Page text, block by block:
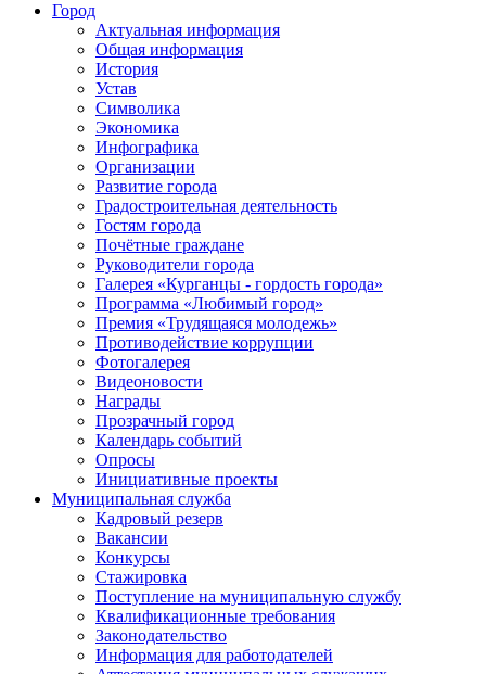
Город
Актуальная информация
Общая информация
История
Устав
Символика
Экономика
Инфографика
Организации
Развитие города
Градостроительная деятельность
Гостям города
Почётные граждане
Руководители города
Галерея «Курганцы - гордость города»
Программа «Любимый город»
Премия «Трудящаяся молодежь»
Противодействие коррупции
Фотогалерея
Видеоновости
Награды
Прозрачный город
Календарь событий
Опросы
Инициативные проекты
Муниципальная служба
Кадровый резерв
Вакансии
Конкурсы
Стажировка
Поступление на муниципальную службу
Квалификационные требования
Законодательство
Информация для работодателей